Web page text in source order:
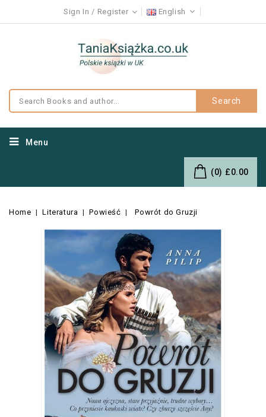
Sign In Register English
Search
Menu
(0) £0.00
Home Literatura Powieść Powrót do Gruzji